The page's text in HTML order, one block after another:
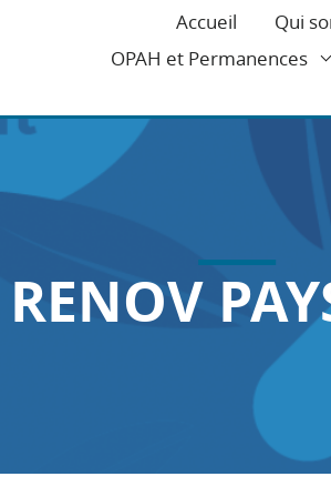
Accueil Qui
OPAH et Permanences